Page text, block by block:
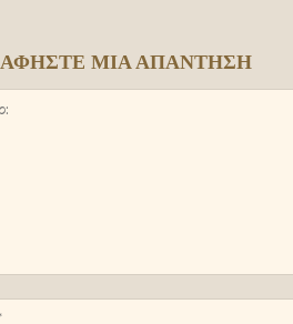
ΑΦΗΣΤΕ ΜΙΑ ΑΠΑΝΤΗΣΗ